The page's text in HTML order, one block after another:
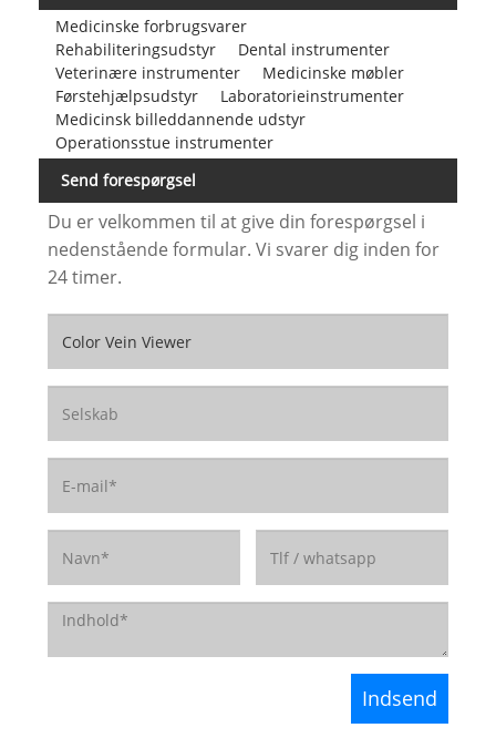
Medicinske forbrugsvarer
Rehabiliteringsudstyr
Dental instrumenter
Veterinære instrumenter
Medicinske møbler
Førstehjælpsudstyr
Laboratorieinstrumenter
Medicinsk billeddannende udstyr
Operationsstue instrumenter
Send forespørgsel
Du er velkommen til at give din forespørgsel i
nedenstående formular. Vi svarer dig inden for
24 timer.